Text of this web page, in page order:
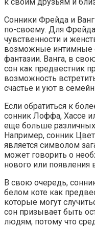
Сонники Фрейда и
по-своему. Для
чувственности и
возможные интимные
фантазии. Ванга, в
сон как предвестник
возможность
счастье и уют в
Если обратиться к
сонник Лоффа, Хассе
еще больше
Например, сонник
является символом
может говорить о
нового или появления
В свою очередь,
белом коте как
которые могут
сон призывает быть
людям, потому что